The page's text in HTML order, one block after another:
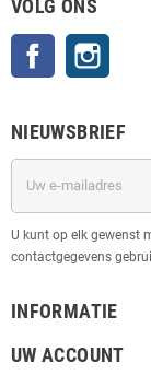
VOLG ONS
Facebook
NIEUWSBRIEF
U kunt op elk gewenst
contactgegevens
INFORMATIE
UW ACCOUNT